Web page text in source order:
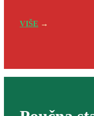
VIŠE →